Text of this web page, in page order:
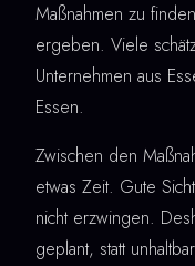
Maßnahmen zu
ergeben. Viele
Unternehmen aus
Essen.
Zwischen den
etwas Zeit. Gute
nicht erzwingen.
geplant, statt